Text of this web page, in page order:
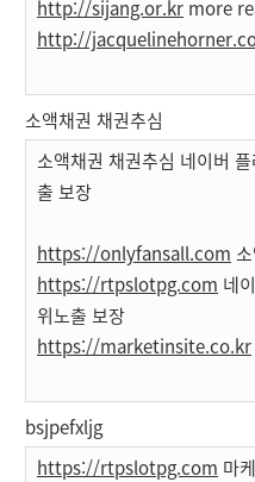
http://sijang.or.kr more
http://
소액채권 채권추심
소액채권 채권추심 네이버
출 보장
https://onlyfansall.com
https://rtpslotpg.com 네
위노출 보장
https://marketinsite.co.kr
bsjpefxljg
https://rtpslotpg.com 마